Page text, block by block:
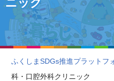
ふくしまSDGs推進プラットフ
科・口腔外科クリニック